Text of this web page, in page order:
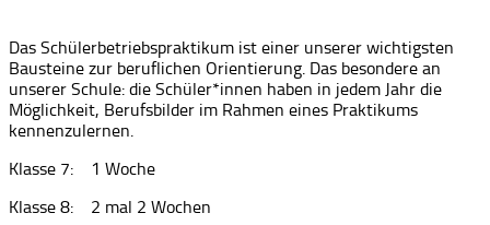
Das Schülerbetriebspraktikum ist einer unserer wichtigsten
Bausteine zur beruflichen Orientierung. Das besondere an
unserer Schule: die Schüler*innen haben in jedem Jahr die
Möglichkeit, Berufsbilder im Rahmen eines Praktikums
kennenzulernen.
Klasse 7: 1 Woche
Klasse 8: 2 mal 2 Wochen